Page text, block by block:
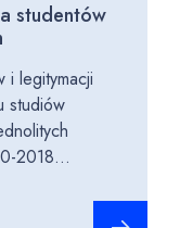
studentów
i legitymacji
studiów
2018...